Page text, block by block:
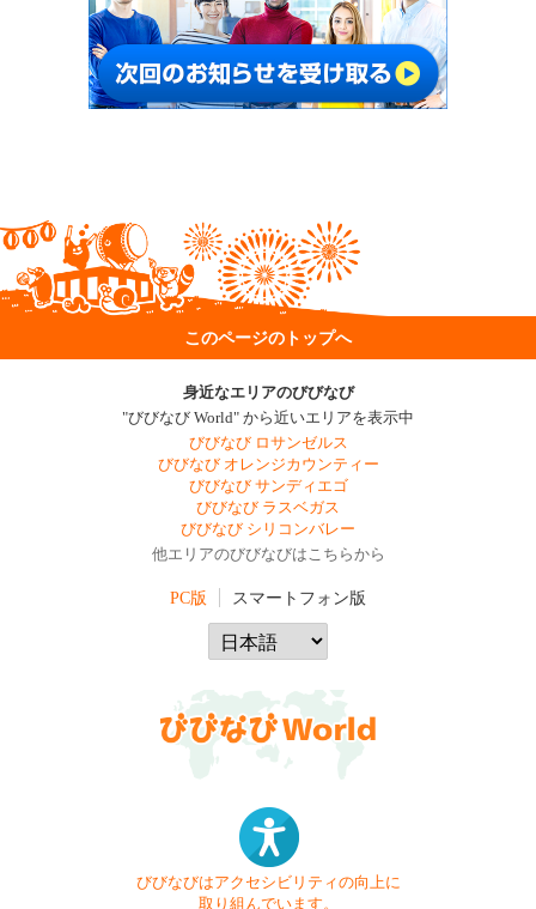
このページのトップへ
身近なエリアのびびなび
"びびなび World" から近いエリアを表示中
びびなび ロサンゼルス
びびなび オレンジカウンティー
びびなび サンディエゴ
びびなび ラスベガス
びびなび シリコンバレー
他エリアのびびなびはこちらから
PC版 スマートフォン版
びびなびはアクセシビリティの向上に
取り組んでいます。